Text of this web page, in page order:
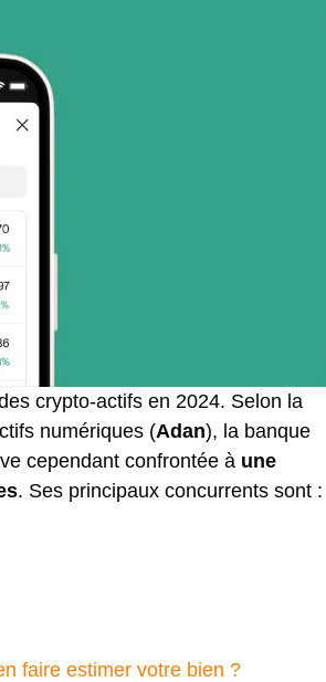
crypto-actifs en 2024. Selon la
numériques (Adan), la banque
cependant confrontée à une
. Ses principaux concurrents sont :
faire estimer votre bien ?